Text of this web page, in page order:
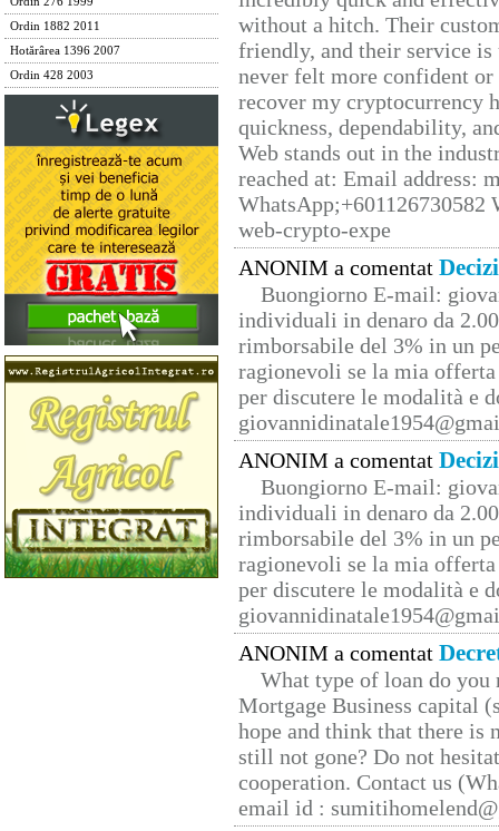
Ordin 1882 2011
Hotărârea 1396 2007
Ordin 428 2003
without a hitch. Their
friendly, and their service
never felt more confident
recover my cryptocurrency
quickness, dependability,
Web stands out in the
reached at: Email address:
web-crypto-expe
ANONIM a comentat
Buongiorno E-mail:
individuali in denaro da
rimborsabile del 3% in un
ragionevoli se la mia
per discutere le modalità e
ANONIM a comentat
Buongiorno E-mail:
individuali in denaro da
rimborsabile del 3% in un
ragionevoli se la mia
per discutere le modalità e
ANONIM a comentat
What type of loan do you
Mortgage Business capital
hope and think that there is
still not gone? Do not
cooperation. Contact us
email id :